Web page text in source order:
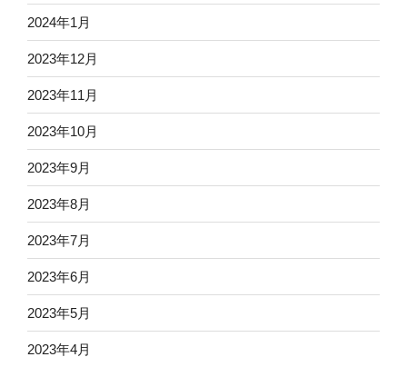
2024年1月
2023年12月
2023年11月
2023年10月
2023年9月
2023年8月
2023年7月
2023年6月
2023年5月
2023年4月